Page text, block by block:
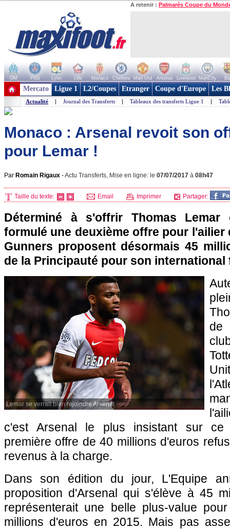
A retenir : Palmarès Coupe du
OM PSG Lyon Lille Monaco Chelsea Man Utd Arsenal Liverpool ManCity
+ de clubs
Mercato Ligue 1 L2/Coupes Etranger Coupe d'Europe Les
Actualité | Journal des Transferts | Tableaux des transferts Ligue 1 |
Monaco : Arsenal revoit son
pour Lemar !
Par Romain Rigaux -Actu Transferts, Mise en ligne: le 07/07/2017 à 08h47
Taille du texte: Email Imprimer Partager:
Déterminé à s'offrir Thomas
formulé une deuxième offre pour l'ailier
Gunners proposent désormais 45
de la Principauté pour son international
Lemar se verrait bien rejoindre Arsenal
de
c'est Arsenal le plus insistant sur ce
première offre de 40 millions d'euros
revenus à la charge.
Dans son édition du jour, L'Equipe
proposition d'Arsenal qui s'élève à 45
représenterait une belle plus-value
millions d'euros en 2015. Mais pas